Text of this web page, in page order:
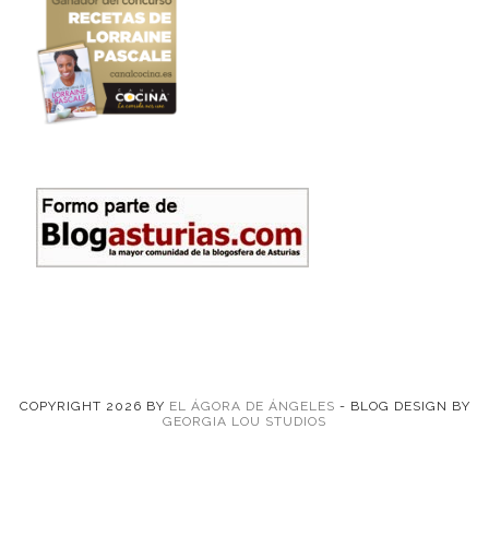
COPYRIGHT 2026 BY EL ÁGORA DE ÁNGELES - BLOG DESIGN BY
GEORGIA LOU STUDIOS